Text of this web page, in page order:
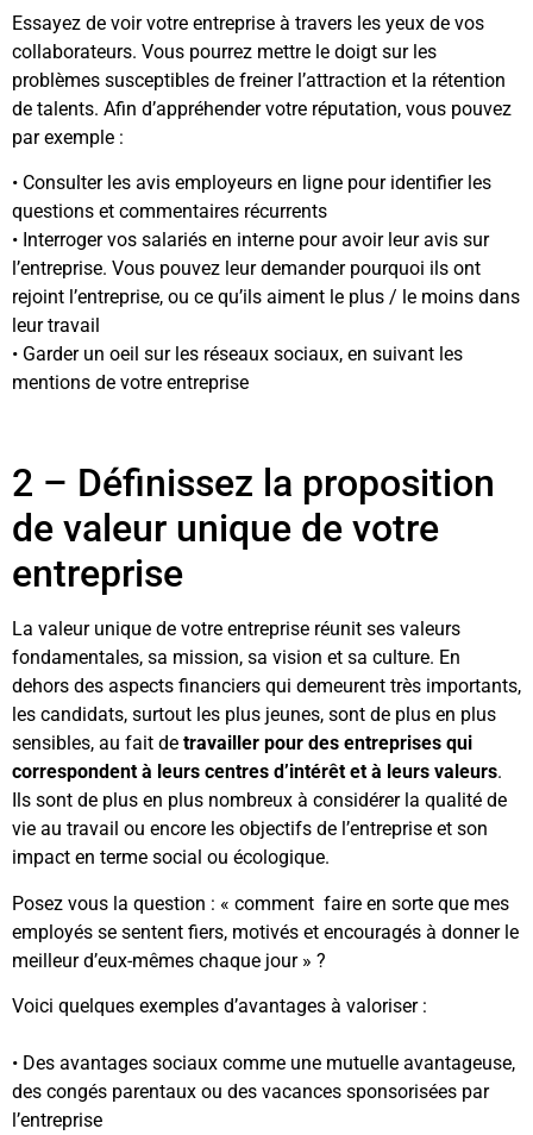
Essayez de voir votre entreprise à travers les yeux de vos
collaborateurs. Vous pourrez mettre le doigt sur les
problèmes susceptibles de freiner l’attraction et la rétention
de talents. Afin d’appréhender votre réputation, vous pouvez
par exemple :
• Consulter les avis employeurs en ligne pour identifier les
questions et commentaires récurrents
• Interroger vos salariés en interne pour avoir leur avis sur
l’entreprise. Vous pouvez leur demander pourquoi ils ont
rejoint l’entreprise, ou ce qu’ils aiment le plus / le moins dans
leur travail
• Garder un oeil sur les réseaux sociaux, en suivant les
mentions de votre entreprise
2 – Définissez la proposition
de valeur unique de votre
entreprise
La valeur unique de votre entreprise réunit ses valeurs
fondamentales, sa mission, sa vision et sa culture. En
dehors des aspects financiers qui demeurent très importants,
les candidats, surtout les plus jeunes, sont de plus en plus
sensibles, au fait de travailler pour des entreprises qui
correspondent à leurs centres d’intérêt et à leurs valeurs.
Ils sont de plus en plus nombreux à considérer la qualité de
vie au travail ou encore les objectifs de l’entreprise et son
impact en terme social ou écologique.
Posez vous la question : « comment faire en sorte que mes
employés se sentent fiers, motivés et encouragés à donner le
meilleur d’eux-mêmes chaque jour » ?
Voici quelques exemples d’avantages à valoriser :
• Des avantages sociaux comme une mutuelle avantageuse,
des congés parentaux ou des vacances sponsorisées par
l’entreprise